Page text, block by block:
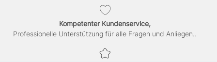
Kompetenter Kundenservice,
Professionelle Unterstützung für alle Fragen und Anliegen..